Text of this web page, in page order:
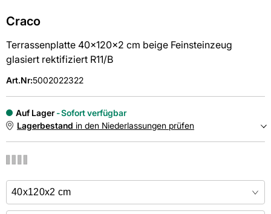
Craco
Terrassenplatte 40x120x2 cm beige Feinsteinzeug
glasiert rektifiziert R11/B
Art.Nr:5002022322
Auf Lager
Sofort verfügbar
Lagerbestand in den Niederlassungen prüfen
Online kaufen &